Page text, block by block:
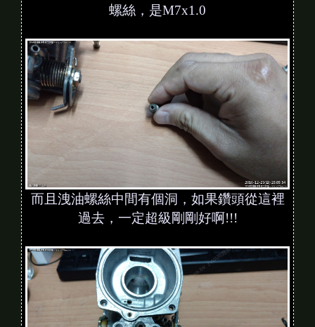
螺絲，是M7x1.0
而且洩油螺絲中間有個洞，如果鑽頭從這裡
過去，一定超級剛剛好啊!!!